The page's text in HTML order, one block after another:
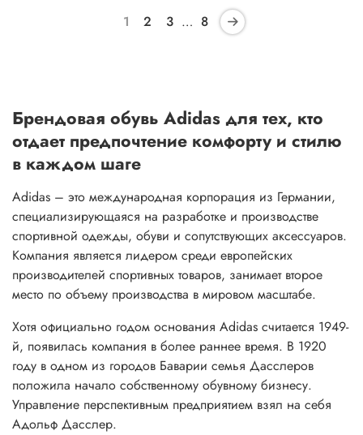
1 2 3 … 8
Брендовая обувь Adidas для тех, кто
отдает предпочтение комфорту и стилю
в каждом шаге
Adidas – это международная корпорация из Германии,
специализирующаяся на разработке и производстве
спортивной одежды, обуви и сопутствующих аксессуаров.
Компания является лидером среди европейских
производителей спортивных товаров, занимает второе
место по объему производства в мировом масштабе.
Хотя официально годом основания Adidas считается 1949-
й, появилась компания в более раннее время. В 1920
году в одном из городов Баварии семья Дасслеров
положила начало собственному обувному бизнесу.
Управление перспективным предприятием взял на себя
Адольф Дасслер.